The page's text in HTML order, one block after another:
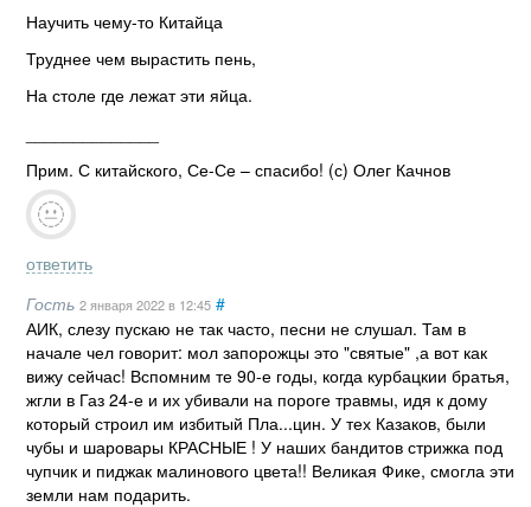
Научить чему-то Китайца
Труднее чем вырастить пень,
На столе где лежат эти яйца.
Прим. С китайского, Се-Се – спасибо! (с) Олег Качнов
ответить
Гость 2 января 2022в 12:45 #
АИК, слезу пускаю не так часто, песни не слушал. Там в
начале чел говорит: мол запорожцы это "святые" ,а вот как
вижу сейчас! Вспомним те 90-е годы, когда курбацкии братья,
жгли в Газ 24-е и их убивали на пороге травмы, идя к дому
который строил им избитый Пла...цин. У тех Казаков, были
чубы и шаровары КРАСНЫЕ ! У наших бандитов стрижка под
чупчик и пиджак малинового цвета!! Великая Фике, смогла эти
земли нам подарить.